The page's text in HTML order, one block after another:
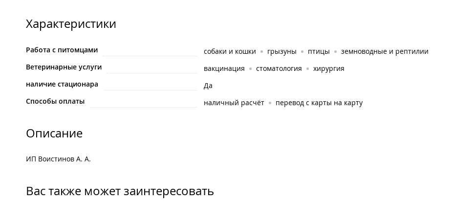
Характеристики
Работа с питомцами собаки и кошки грызуны птицы
земноводные и рептилии
Ветеринарные услуги
вакцинация стоматология
хирургия
наличие стационара
Да
Способы оплаты
наличный расчёт перевод с карты на карту
Описание
ИП Воистинов А. А.
Вас также может заинтересовать